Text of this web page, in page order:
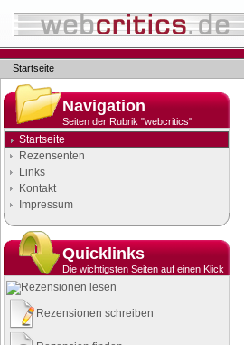
Startseite
Navigation
Seiten der Rubrik "webcritics"
Startseite
Rezensenten
Links
Kontakt
Impressum
Quicklinks
Die wichtigsten Seiten auf einen Klick
Rezensionen lesen
Rezensionen schreiben